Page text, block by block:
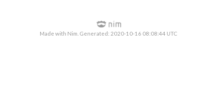
Made with Nim. Generated: 2020-10-16 08:08:44 UTC